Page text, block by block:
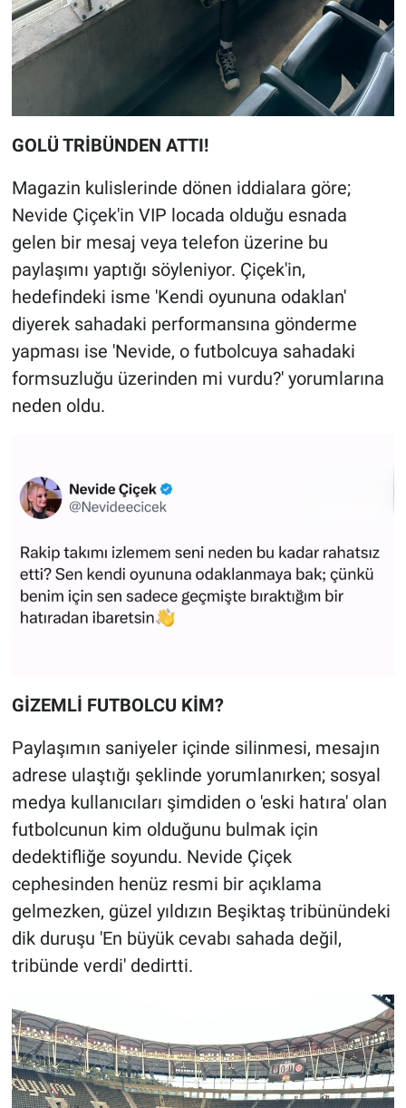
GOLÜ TRİBÜNDEN ATTI!
Magazin kulislerinde dönen iddialara göre;
Nevide Çiçek'in VIP locada olduğu esnada
gelen bir mesaj veya telefon üzerine bu
paylaşımı yaptığı söyleniyor. Çiçek'in,
hedefindeki isme 'Kendi oyununa odaklan'
diyerek sahadaki performansına gönderme
yapması ise 'Nevide, o futbolcuya sahadaki
formsuzluğu üzerinden mi vurdu?' yorumlarına
neden oldu.
GİZEMLİ FUTBOLCU KİM?
Paylaşımın saniyeler içinde silinmesi, mesajın
adrese ulaştığı şeklinde yorumlanırken; sosyal
medya kullanıcıları şimdiden o 'eski hatıra' olan
futbolcunun kim olduğunu bulmak için
dedektifliğe soyundu. Nevide Çiçek
cephesinden henüz resmi bir açıklama
gelmezken, güzel yıldızın Beşiktaş tribünündeki
dik duruşu 'En büyük cevabı sahada değil,
tribünde verdi' dedirtti.